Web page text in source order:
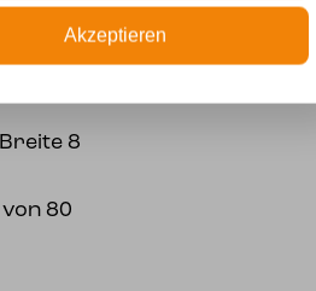
Gut
Frank
8
80
Akzeptieren